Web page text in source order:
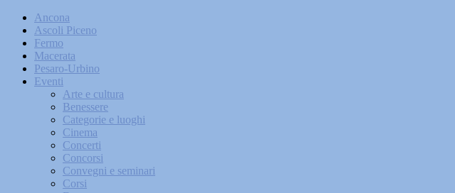
Ancona
Ascoli Piceno
Fermo
Macerata
Pesaro-Urbino
Eventi
Arte e cultura
Benessere
Categorie e luoghi
Cinema
Concerti
Concorsi
Convegni e seminari
Corsi